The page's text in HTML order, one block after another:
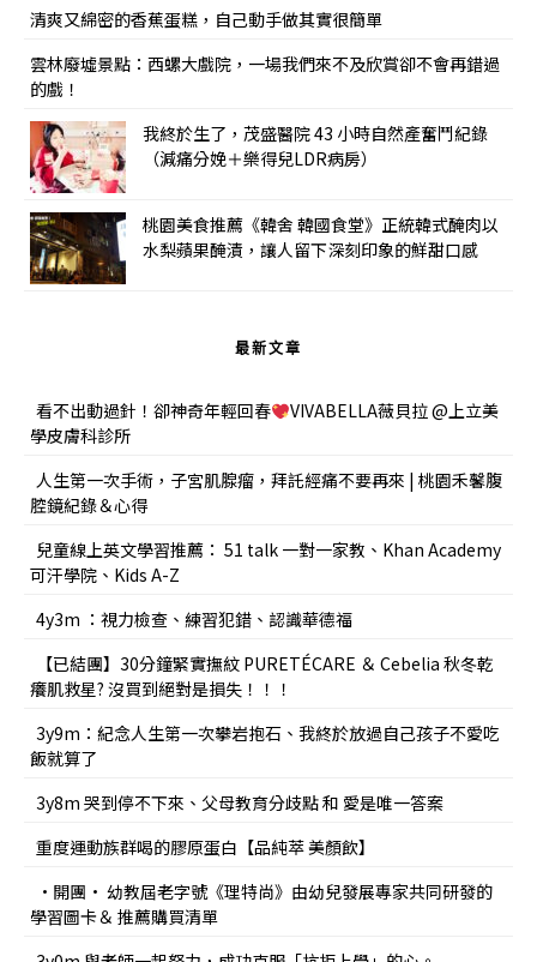
清爽又綿密的香蕉蛋糕，自己動手做其實很簡單
雲林廢墟景點：西螺大戲院，一場我們來不及欣賞卻不會再錯過
的戲！
我終於生了，茂盛醫院 43 小時自然產奮鬥紀錄
（減痛分娩＋樂得兒LDR病房）
桃園美食推薦《韓舍 韓國食堂》正統韓式醃肉以
水梨蘋果醃漬，讓人留下深刻印象的鮮甜口感
最新文章
看不出動過針！卻神奇年輕回春
VIVABELLA薇貝拉 @上立美
學皮膚科診所
人生第一次手術，子宮肌腺瘤，拜託經痛不要再來 | 桃園禾馨腹
腔鏡紀錄＆心得
兒童線上英文學習推薦： 51 talk 一對一家教、Khan Academy
可汗學院、Kids A-Z
4y3m ：視力檢查、練習犯錯、認識華德福
【已結團】30分鐘緊實撫紋 PURETÉCARE ＆ Cebelia 秋冬乾
癢肌救星? 沒買到絕對是損失！！！
3y9m：紀念人生第一次攀岩抱石、我終於放過自己孩子不愛吃
飯就算了
3y8m 哭到停不下來、父母教育分歧點 和 愛是唯一答案
重度運動族群喝的膠原蛋白【品純萃 美顏飲】
•開團• 幼教屆老字號《理特尚》由幼兒發展專家共同研發的
學習圖卡＆ 推薦購買清單